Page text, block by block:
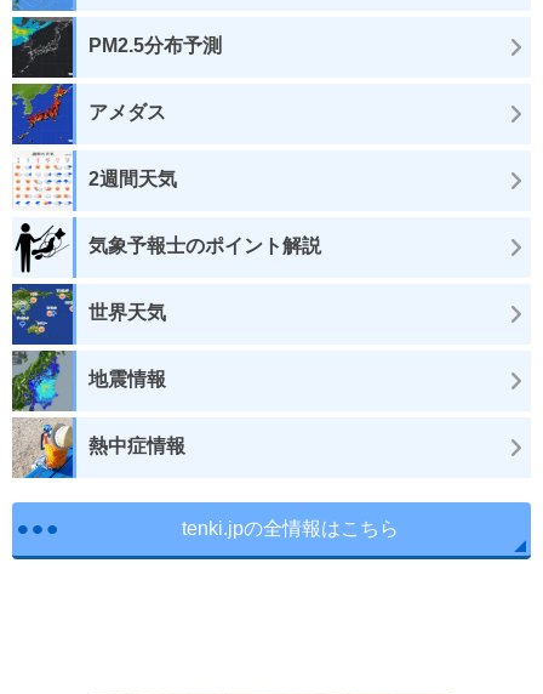
PM2.5分布予測
アメダス
2週間天気
気象予報士のポイント解説
世界天気
地震情報
熱中症情報
tenki.jpの全情報はこちら